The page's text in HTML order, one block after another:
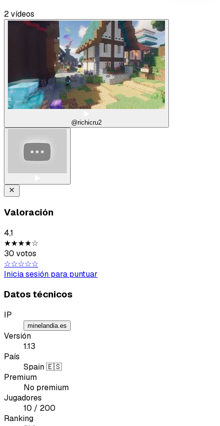
2 vídeos
@richicru2
Valoración
4,1
★★★★☆
30 votos
☆☆☆☆☆
Inicia sesión para puntuar
Datos técnicos
IP
minelandia.es
Versión
1.13
País
Spain 🇪🇸
Premium
No premium
Jugadores
10 / 200
Ranking